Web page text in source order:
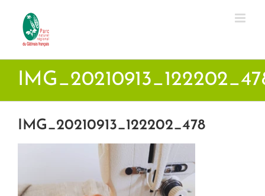
contenu
IMG_20210913_122202_478